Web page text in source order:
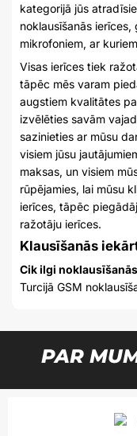
kategorijā jūs
noklausīšanās
mikrofoniem, ar
Visas ierīces tiek
tāpēc mēs varam
augstiem kvalitātes
izvēlēties savām
sazinieties ar mūsu
visiem jūsu
maksas, un visiem
rūpējamies, lai mūsu
ierīces, tāpēc
ražotāju ierīces.
Klausīšanās
Cik ilgi
Turcijā GSM
PAR